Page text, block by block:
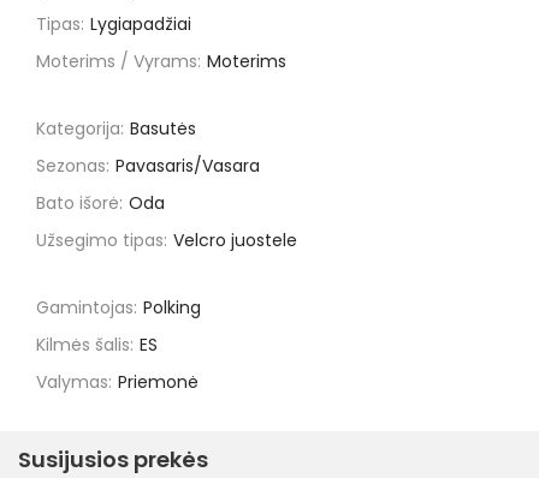
Tipas: Lygiapadžiai
Moterims / Vyrams: Moterims
Kategorija: Basutės
Sezonas: Pavasaris/Vasara
Bato išorė: Oda
Užsegimo tipas: Velcro juostele
Gamintojas: Polking
Kilmės šalis: ES
Valymas: Priemonė
Susijusios prekės